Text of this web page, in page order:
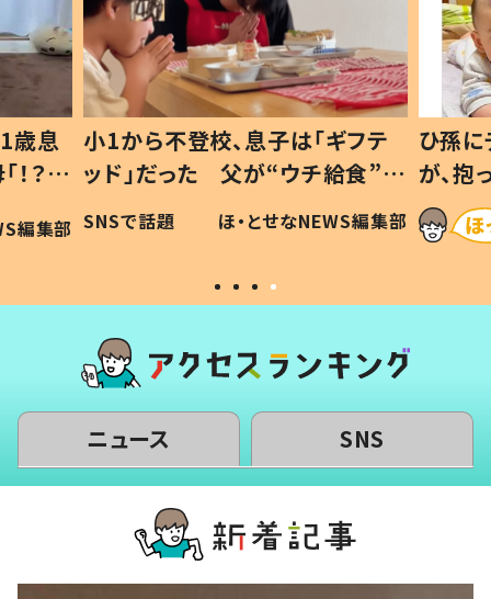
歳息
？」
編集部
小1から不登校、息子は「ギフテ
ッド」だった 父が“ウチ給食”を
作り続ける理由とは #令和の親
#令和の子
SNSで話題 ほ・とせなNEWS編集部
ひ孫
が、
「涙が
い」
ニュース SNS